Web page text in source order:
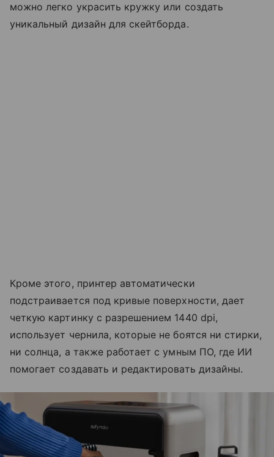
можно легко украсить кружку или создать
уникальный дизайн для скейтборда.
Кроме этого, принтер автоматически
подстраивается под кривые поверхности, дает
четкую картинку с разрешением 1440 dpi,
использует чернила, которые не боятся ни стирки,
ни солнца, а также работает с умным ПО, где ИИ
помогает создавать и редактировать дизайны.